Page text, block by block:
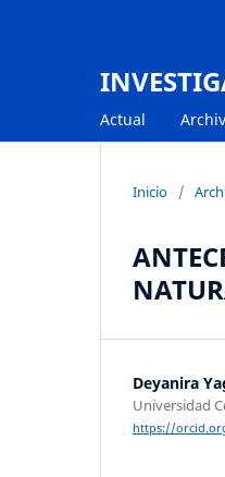
Actual
Inicio /
Deyanira
Universidad
https://